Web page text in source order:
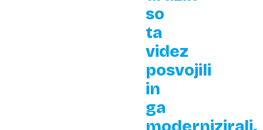
so
ta
videz
posvojili
in
ga